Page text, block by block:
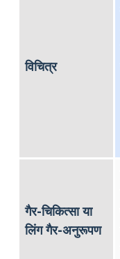
विचित्र
गैर-चिकित्सा या
लिंग गैर-अनुरूपण